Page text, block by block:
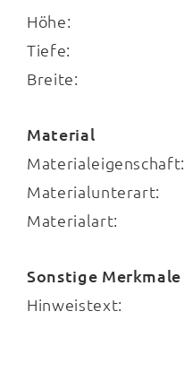
Höhe:
Tiefe:
Breite:
Material
Materialeigenschaft:
Materialunterart:
Materialart:
Sonstige Merkmale
Hinweistext: